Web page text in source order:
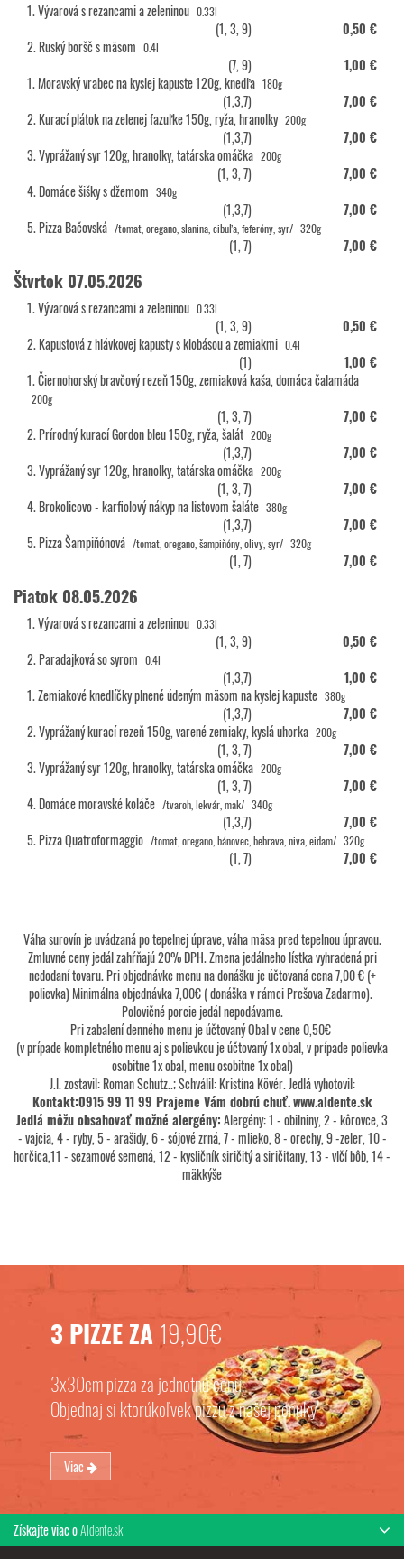
1. Vývarová s rezancami a zeleninou 0.33l
(1, 3, 9)
0,50 €
2. Ruský boršč s mäsom 0.4l
(7, 9)
1,00 €
1. Moravský vrabec na kyslej kapuste 120g, knedľa 180g
(1,3,7)
7,00 €
2. Kurací plátok na zelenej fazuľke 150g, ryža, hranolky 200g
(1,3,7)
7,00 €
3. Vyprážaný syr 120g, hranolky, tatárska omáčka 200g
(1, 3, 7)
7,00 €
4. Domáce šišky s džemom 340g
(1,3,7)
7,00 €
5. Pizza Bačovská /tomat, oregano, slanina, cibuľa, feferóny, syr/ 320g
(1, 7) 7,00 €
Štvrtok 07.05.2026
1. Vývarová s rezancami a zeleninou 0.33l
(1, 3, 9)
0,50 €
2. Kapustová z hlávkovej kapusty s klobásou a zemiakmi 0.4l
(1)
1,00 €
1. Čiernohorský bravčový rezeň 150g, zemiaková kaša, domáca čalamáda
200g
(1, 3, 7)
7,00 €
2. Prírodný kurací Gordon bleu 150g, ryža, šalát 200g
(1,3,7)
7,00 €
3. Vyprážaný syr 120g, hranolky, tatárska omáčka 200g
(1, 3, 7)
7,00 €
4. Brokolicovo - karfiolový nákyp na listovom šaláte 380g
(1,3,7)
7,00 €
5. Pizza Šampiňónová /tomat, oregano, šampiňóny, olivy, syr/ 320g
(1, 7) 7,00 €
Piatok 08.05.2026
1. Vývarová s rezancami a zeleninou 0.33l
(1, 3, 9)
0,50 €
2. Paradajková so syrom 0.4l
(1,3,7)
1,00 €
1. Zemiakové knedlíčky plnené údeným mäsom na kyslej kapuste 380g
(1,3,7)
7,00 €
2. Vyprážaný kurací rezeň 150g, varené zemiaky, kyslá uhorka 200g
(1, 3, 7)
7,00 €
3. Vyprážaný syr 120g, hranolky, tatárska omáčka 200g
(1, 3, 7)
7,00 €
4. Domáce moravské koláče /tvaroh, lekvár, mak/ 340g
(1,3,7)
7,00 €
5. Pizza Quatroformaggio /tomat, oregano, bánovec, bebrava, niva, eidam/ 320g
(1, 7) 7,00 €
Váha surovín je uvádzaná po tepelnej úprave, váha mäsa pred tepelnou úpravou.
Zmluvné ceny jedál zahŕňajú 20% DPH. Zmena jedálneho lístka vyhradená pri
nedodaní tovaru. Pri objednávke menu na donášku je účtovaná cena 7,00 € (+
polievka) Minimálna objednávka 7,00€ ( donáška v rámci Prešova Zadarmo).
Polovičné porcie jedál nepodávame.
Pri zabalení denného menu je účtovaný Obal v cene 0,50€
(v prípade kompletného menu aj s polievkou je účtovaný 1x obal, v prípade polievka
osobitne 1x obal, menu osobitne 1x obal)
J.l. zostavil: Roman Schutz..; Schválil: Kristína Kövér. Jedlá vyhotovil:
Kontakt:0915 99 11 99 Prajeme Vám dobrú chuť.www.aldente.sk
Jedlá môžu obsahovať možné alergény:Alergény: 1 - obilniny, 2 - kôrovce, 3
- vajcia, 4 - ryby, 5 - arašidy, 6 - sójové zrná, 7 - mlieko, 8 - orechy, 9 -zeler, 10 -
horčica,11 - sezamové semená, 12 - kysličník siričitý a siričitany, 13 - vlčí bôb, 14 -
mäkkýše
3 PIZZE ZA 19,90€
3x30cm pizza za jednotnú cenu.
Objednaj si ktorúkoľvek pizzu z našej ponuky
Viac
Získajte viac oAldente.sk